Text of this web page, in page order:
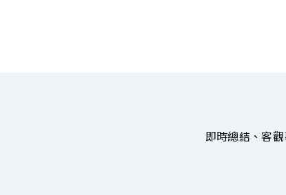
即時總結、客